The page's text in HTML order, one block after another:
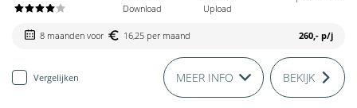
Download
Upload
8 maanden voor 16,25 per maand 260,- p/j
Vergelijken MEER INFO BEKIJK